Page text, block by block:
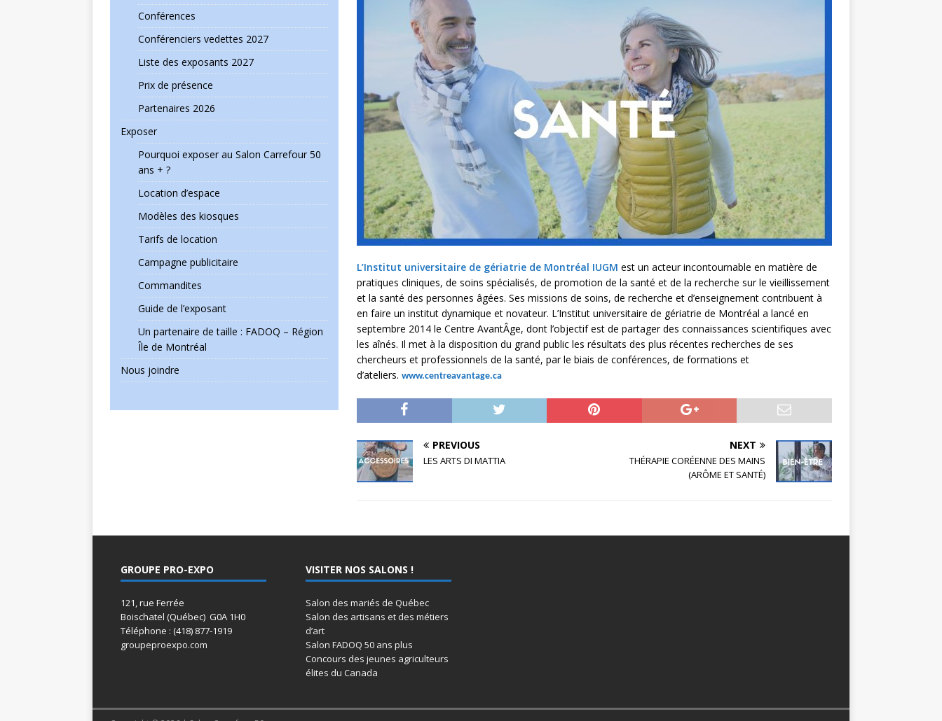
L’Institut universitaire de gériatrie de Montréal IUGM est un acteur incontournable en matière de
pratiques cliniques, de soins spécialisés, de promotion de la santé et de la recherche sur le vieillissement
et la santé des personnes âgées. Ses missions de soins, de recherche et d’enseignement contribuent à
en faire un institut dynamique et novateur. L’Institut universitaire de gériatrie de Montréal a lancé en
septembre 2014 le Centre AvantÂge, dont l’objectif est de partager des connaissances scientifiques avec
les aînés. Il met à la disposition du grand public les résultats des plus récentes recherches de ses
chercheurs et professionnels de la santé, par le biais de conférences, de formations et
d’ateliers. www.centreavantage.ca
PREVIOUS
LES ARTS DI MATTIA
NEXT
THÉRAPIE CORÉENNE DES MAINS
(ARÔME ET SANTÉ)
Conférences
Conférenciers vedettes 2027
Liste des exposants 2027
Prix de présence
Partenaires 2026
Exposer
Pourquoi exposer au Salon Carrefour 50
ans + ?
Location d’espace
Modèles des kiosques
Tarifs de location
Campagne publicitaire
Commandites
Guide de l’exposant
Un partenaire de taille : FADOQ – Région
Île de Montréal
Nous joindre
GROUPE PRO-EXPO
121, rue Ferrée
Boischatel (Québec) G0A 1H0
Téléphone : (418) 877-1919
groupeproexpo.com
VISITER NOS SALONS !
Salon des mariés de Québec
Salon des artisans et des métiers
d’art
Salon FADOQ 50 ans plus
Concours des jeunes agriculteurs
élites du Canada